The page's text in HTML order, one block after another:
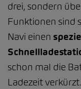
drei, sondern
Funktionen sind
Navi einen
schon mal die
Ladezeit verkürzt.